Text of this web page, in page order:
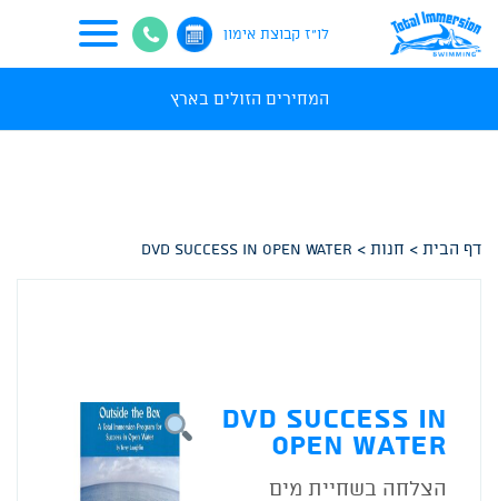
לו"ז קבוצת אימון
המחירים הזולים בארץ
דף הבית > חנות >
DVD Success In Open Water
DVD Success In
Open Water
הצלחה בשחיית מים